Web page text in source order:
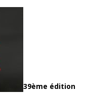
39ème édition